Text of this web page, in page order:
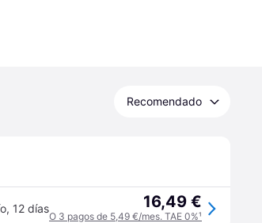
Recomendado
, 12 días 16,49 €
O 3 pagos de 5,49 €/mes. TAE 0%¹